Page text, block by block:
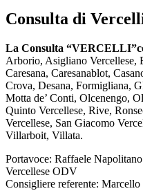
Consulta di
La Consulta
Arborio, Asigliano Vercellese,
Caresana, Caresanablot,
Crova, Desana, Formigliana,
Motta de’ Conti, Olcenengo,
Quinto Vercellese, Rive,
Vercellese, San Giacomo
Villarboit, Villata.
Portavoce: Raffaele
Vercellese ODV
Consigliere referente: Marcello